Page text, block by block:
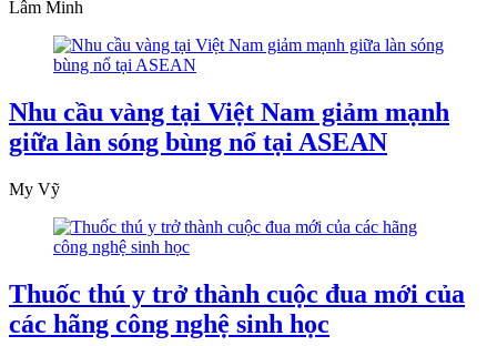
Lâm Minh
Nhu cầu vàng tại Việt Nam giảm mạnh
giữa làn sóng bùng nổ tại ASEAN
My Vỹ
Thuốc thú y trở thành cuộc đua mới của
các hãng công nghệ sinh học